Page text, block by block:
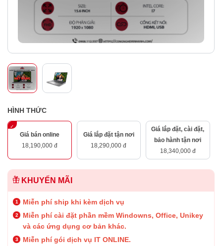
HÌNH THỨC
Giá bán online
18,190,000 đ
Giá lắp đặt tận nơi
18,290,000 đ
Giá lắp đặt, cài đặt,
bảo hành tận nơi
18,340,000 đ
KHUYẾN MÃI
Miễn phí ship khi kèm dịch vụ
Miễn phí cài đặt phần mềm Windowns, Office, Unikey
và các ứng dụng cơ bản khác.
Miễn phí gói dịch vụ IT ONLINE.